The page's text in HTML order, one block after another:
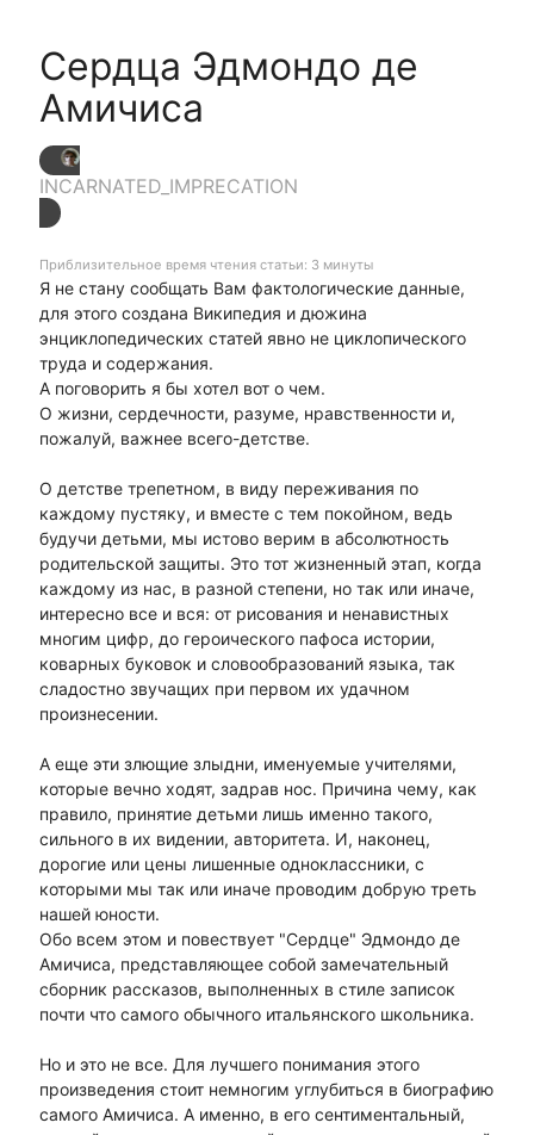
Сердца Эдмондо де
Амичиса
INCARNATED_IMPRECATION
Приблизительное время чтения статьи: 3 минуты
Я не стану сообщать Вам фактологические данные,
для этого создана Википедия и дюжина
энциклопедических статей явно не циклопического
труда и содержания.
А поговорить я бы хотел вот о чем.
О жизни, сердечности, разуме, нравственности и,
пожалуй, важнее всего-детстве.
О детстве трепетном, в виду переживания по
каждому пустяку, и вместе с тем покойном, ведь
будучи детьми, мы истово верим в абсолютность
родительской защиты. Это тот жизненный этап, когда
каждому из нас, в разной степени, но так или иначе,
интересно все и вся: от рисования и ненавистных
многим цифр, до героического пафоса истории,
коварных буковок и словообразований языка, так
сладостно звучащих при первом их удачном
произнесении.
А еще эти злющие злыдни, именуемые учителями,
которые вечно ходят, задрав нос. Причина чему, как
правило, принятие детьми лишь именно такого,
сильного в их видении, авторитета. И, наконец,
дорогие или цены лишенные одноклассники, с
которыми мы так или иначе проводим добрую треть
нашей юности.
Обо всем этом и повествует "Сердце" Эдмондо де
Амичиса, представляющее собой замечательный
сборник рассказов, выполненных в стиле записок
почти что самого обычного итальянского школьника.
Но и это не все. Для лучшего понимания этого
произведения стоит немногим углубиться в биографию
самого Амичиса. А именно, в его сентиментальный,